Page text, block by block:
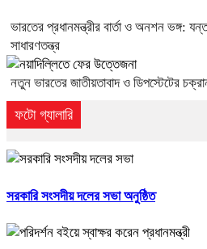
ভারতের প্রধানমন্ত্রীর বার্তা ও অনশন ভঙ্গ:
সাধারণতন্ত্র
নতুন ভারতের জাতীয়তাবাদ ও ডিপস্টেটের
ফটো গ্যালারি
সরকারি সংসদীয় দলের সভা অনুষ্ঠিত